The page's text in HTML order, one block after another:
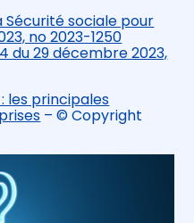
Sécurité sociale pour
no 2023-1250
du 29 décembre 2023,
les principales
– © Copyright